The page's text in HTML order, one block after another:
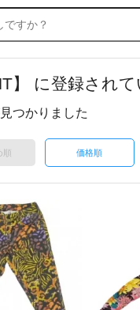
】 に登録され
つかりました
順 価格順